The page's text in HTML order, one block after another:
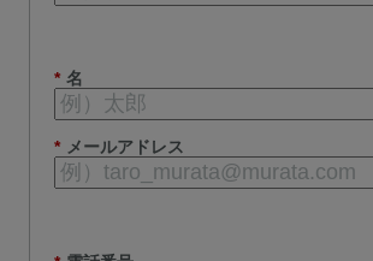
* 名
* メールアドレス